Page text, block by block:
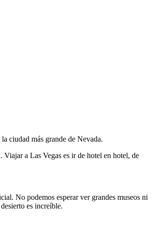
ciudad más grande de Nevada.
Viajar a Las Vegas es ir de hotel en hotel, de
No podemos esperar ver grandes museos ni
es increíble.